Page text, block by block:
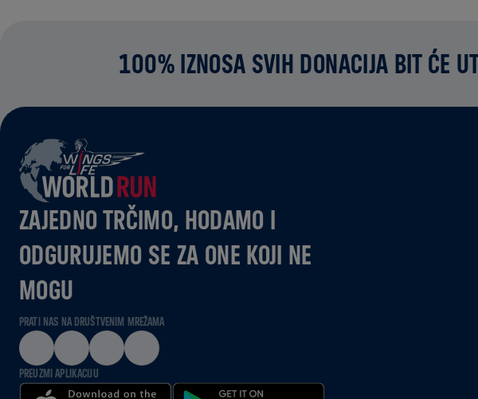
100% IZNOSA SVIH DONACIJA BIT ĆE
ZAJEDNO TRČIMO, HODAMO I
ODGURUJEMO SE ZA ONE KOJI NE
MOGU
PRATI NAS NA DRUŠTVENIM MREŽAMA
PREUZMI APLIKACIJU